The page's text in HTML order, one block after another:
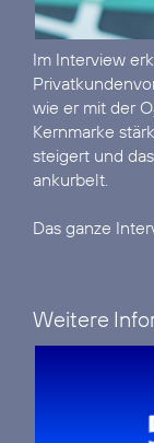
Im Interview
wie er mit der O
Kernmarke
steigert und
ankurbelt.
Das ganze
Weitere